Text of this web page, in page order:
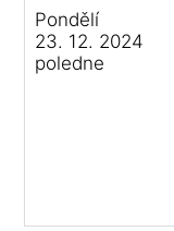
Pondělí
23. 12. 2024
poledne